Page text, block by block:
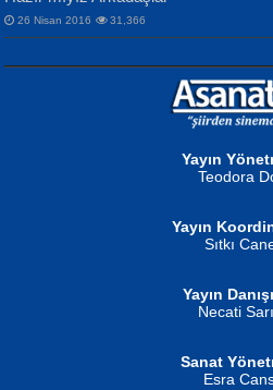
NURAN KÖSE BAYDAR
Ben Deniz Değilim ki...
26 Nisan 2016 31,366
Yayın
Teodora
Yayın
Sıtkı
Yayın
Necati
Sanat
Esra